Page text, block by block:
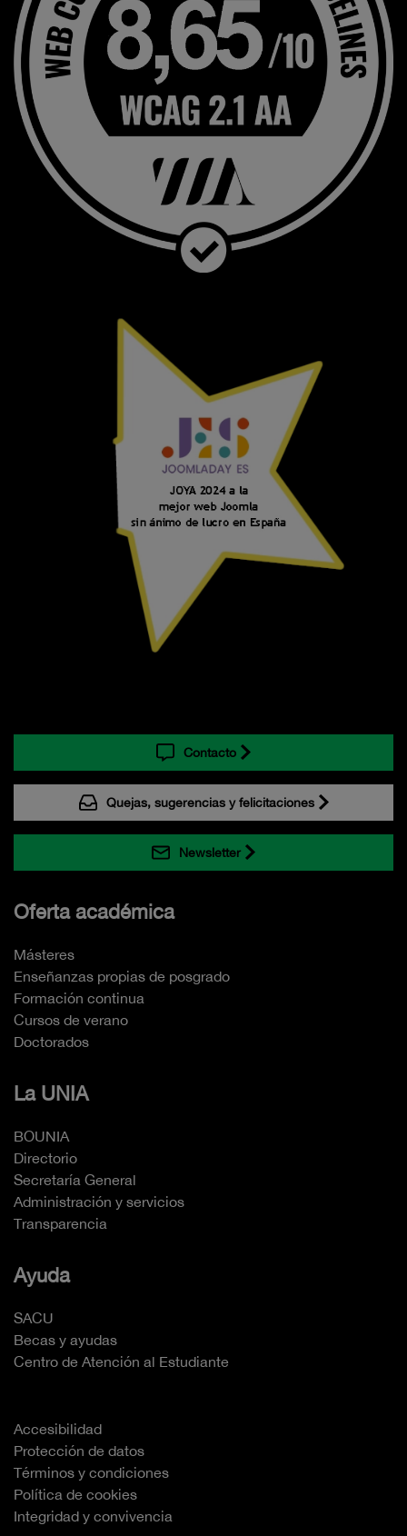
Contacto
Quejas, sugerencias y felicitaciones
Newsletter
Oferta académica
Másteres
Enseñanzas propias de posgrado
Formación continua
Cursos de verano
Doctorados
La UNIA
BOUNIA
Directorio
Secretaría General
Administración y servicios
Transparencia
Ayuda
SACU
Becas y ayudas
Centro de Atención al Estudiante
Accesibilidad
Protección de datos
Términos y condiciones
Política de cookies
Integridad y convivencia